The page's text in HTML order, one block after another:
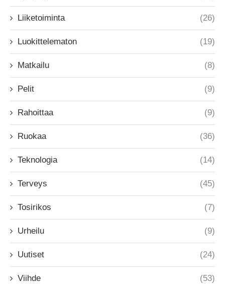
Liiketoiminta (26)
Luokittelematon (19)
Matkailu (8)
Pelit (9)
Rahoittaa (9)
Ruokaa (36)
Teknologia (14)
Terveys (45)
Tosirikos (7)
Urheilu (9)
Uutiset (24)
Viihde (53)